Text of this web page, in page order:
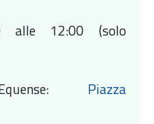
alle 12:00 (solo
Piazza